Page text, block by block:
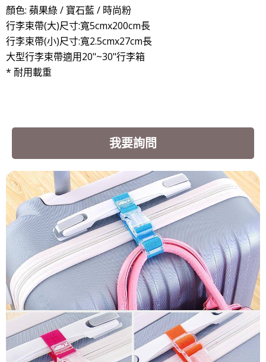
顏色: 蘋果綠 / 寶石藍 / 時尚粉
行李束帶(大)尺寸:寬5cmx200cm長
行李束帶(小)尺寸:寬2.5cmx27cm長
大型行李束帶適用20"~30"行李箱
* 耐用載重
我要詢問